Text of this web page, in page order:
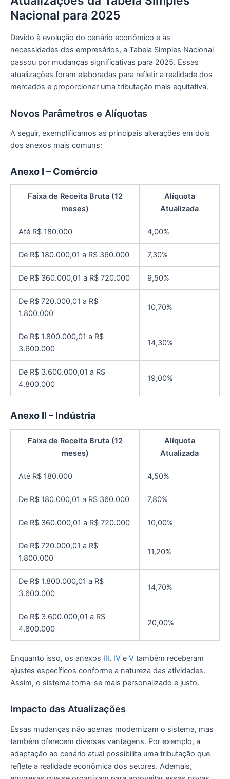
Nacional para 2025
Devido à evolução do cenário econômico e às
necessidades dos empresários, a Tabela Simples Nacional
passou por mudanças significativas para 2025. Essas
atualizações foram elaboradas para refletir a realidade dos
mercados e proporcionar uma tributação mais equitativa.
Novos Parâmetros e Alíquotas
A seguir, exemplificamos as principais alterações em dois
dos anexos mais comuns:
Anexo I – Comércio
Faixa de Receita Bruta (12
meses)
Alíquota
Atualizada
Até R$ 180.000 4,00%
De R$ 180.000,01 a R$ 360.000 7,30%
De R$ 360.000,01 a R$ 720.000 9,50%
De R$ 720.000,01 a R$
1.800.000
10,70%
De R$ 1.800.000,01 a R$
3.600.000
14,30%
De R$ 3.600.000,01 a R$
4.800.000
19,00%
Anexo II – Indústria
Faixa de Receita Bruta (12
meses)
Alíquota
Atualizada
Até R$ 180.000 4,50%
De R$ 180.000,01 a R$ 360.000 7,80%
De R$ 360.000,01 a R$ 720.000 10,00%
De R$ 720.000,01 a R$
1.800.000
11,20%
De R$ 1.800.000,01 a R$
3.600.000
14,70%
De R$ 3.600.000,01 a R$
4.800.000
20,00%
Enquanto isso, os anexos III, IV e V também receberam
ajustes específicos conforme a natureza das atividades.
Assim, o sistema torna-se mais personalizado e justo.
Impacto das Atualizações
Essas mudanças não apenas modernizam o sistema, mas
também oferecem diversas vantagens. Por exemplo, a
adaptação ao cenário atual possibilita uma tributação que
reflete a realidade econômica dos setores. Ademais,